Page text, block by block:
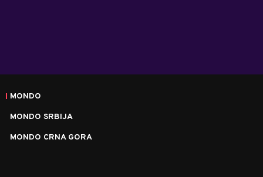
MONDO
MONDO SRBIJA
MONDO CRNA GORA